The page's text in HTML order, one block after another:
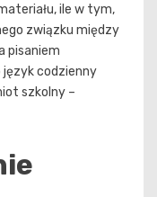
ile w tym,
związku między
pisaniem
język codzienny
szkolny –